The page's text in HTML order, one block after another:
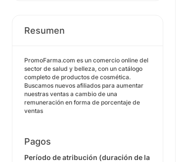
Resumen
PromoFarma.com es un comercio online del
sector de salud y belleza, con un catálogo
completo de productos de cosmética.
Buscamos nuevos afiliados para aumentar
nuestras ventas a cambio de una
remuneración en forma de porcentaje de
ventas
Pagos
Período de atribución (duración de la